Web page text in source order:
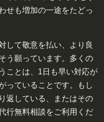
せも増加の一途をたどっ
して敬意を払い、より良
う願っています。多くの
ことは、1日も早い対応が
っていることです。もし
返している、またはその
行無料相談をご利用くだ